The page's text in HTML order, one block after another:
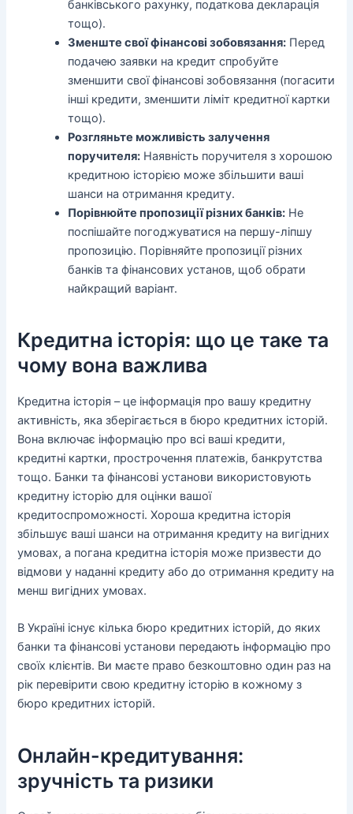
банківського рахунку, податкова декларація
тощо).
Зменште свої фінансові зобовязання: Перед
подачею заявки на кредит спробуйте
зменшити свої фінансові зобовязання (погасити
інші кредити, зменшити ліміт кредитної картки
тощо).
Розгляньте можливість залучення
поручителя: Наявність поручителя з хорошою
кредитною історією може збільшити ваші
шанси на отримання кредиту.
Порівнюйте пропозиції різних банків: Не
поспішайте погоджуватися на першу-ліпшу
пропозицію. Порівняйте пропозиції різних
банків та фінансових установ, щоб обрати
найкращий варіант.
Кредитна історія: що це таке та
чому вона важлива
Кредитна історія – це інформація про вашу кредитну
активність, яка зберігається в бюро кредитних історій.
Вона включає інформацію про всі ваші кредити,
кредитні картки, прострочення платежів, банкрутства
тощо. Банки та фінансові установи використовують
кредитну історію для оцінки вашої
кредитоспроможності. Хороша кредитна історія
збільшує ваші шанси на отримання кредиту на вигідних
умовах, а погана кредитна історія може призвести до
відмови у наданні кредиту або до отримання кредиту на
менш вигідних умовах.
В Україні існує кілька бюро кредитних історій, до яких
банки та фінансові установи передають інформацію про
своїх клієнтів. Ви маєте право безкоштовно один раз на
рік перевірити свою кредитну історію в кожному з
бюро кредитних історій.
Онлайн-кредитування:
зручність та ризики